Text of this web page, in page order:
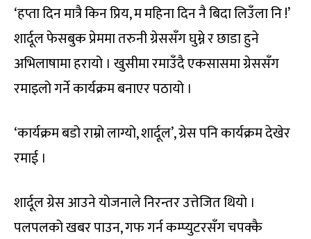
‘हप्ता दिन मात्रै किन प्रिय, म महिना दिन नै बिदा लिउँला नि !’
शार्दूल फेसबुक प्रेममा तरुनी ग्रेससँग घुम्ने र छाडा हुने
अभिलाषामा हरायो । खुसीमा रमाउँदै एकसासमा ग्रेससँग
रमाइलो गर्ने कार्यक्रम बनाएर पठायो ।
‘कार्यक्रम बडो राम्रो लाग्यो, शार्दूल’, ग्रेस पनि कार्यक्रम देखेर
रमाई ।
शार्दूल ग्रेस आउने योजनाले निरन्तर उत्तेजित थियो ।
पलपलको खबर पाउन, गफ गर्न कम्प्युटरसँग चपक्कै